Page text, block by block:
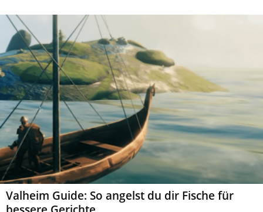
Valheim Guide: So angelst du dir Fische für